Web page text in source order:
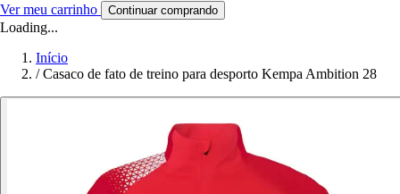
Ver meu carrinho Continuar comprando
Loading...
Início
/ Casaco de fato de treino para desporto Kempa Ambition 28